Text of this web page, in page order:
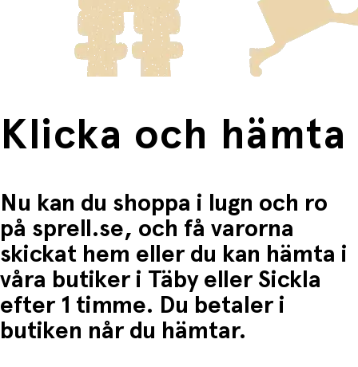
frakten för dessa varor visas i kassan.
Fri frakt när du handlar för mer än 1500:-
Klicka och hämta
Nu kan du shoppa i lugn och ro
på sprell.se, och få varorna
skickat hem eller du kan hämta i
våra butiker i Täby eller Sickla
efter 1 timme. Du betaler i
butiken når du hämtar.